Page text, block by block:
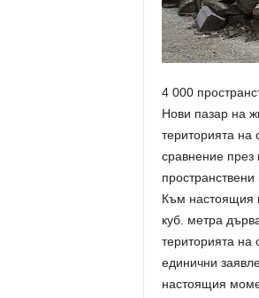
4 000
Нови пазар на
територията
сравнение през
пространствени
Към настоящия
куб. метра
територията на
единични
настоящия